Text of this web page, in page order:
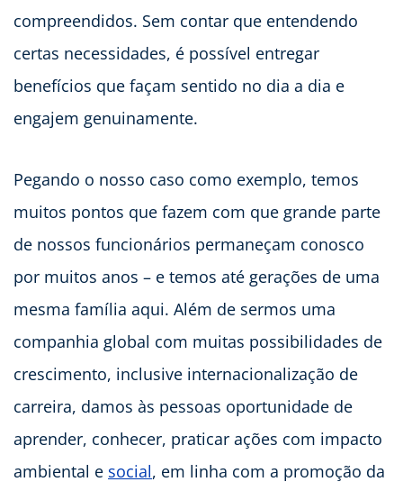
compreendidos. Sem contar que entendendo
certas necessidades, é possível entregar
benefícios que façam sentido no dia a dia e
engajem genuinamente.
Pegando o nosso caso como exemplo, temos
muitos pontos que fazem com que grande parte
de nossos funcionários permaneçam conosco
por muitos anos – e temos até gerações de uma
mesma família aqui. Além de sermos uma
companhia global com muitas possibilidades de
crescimento, inclusive internacionalização de
carreira, damos às pessoas oportunidade de
aprender, conhecer, praticar ações com impacto
ambiental e social, em linha com a promoção da